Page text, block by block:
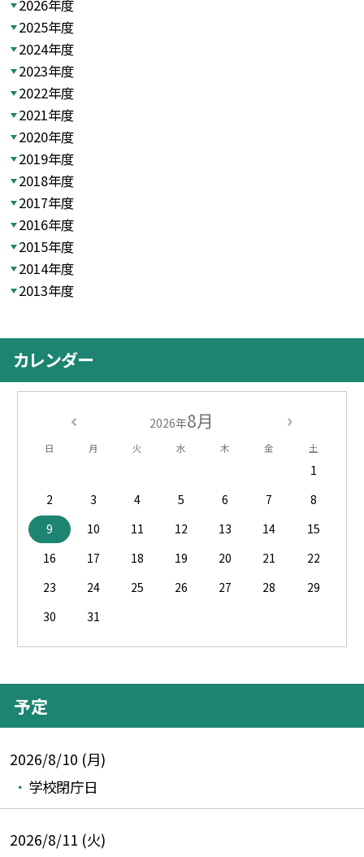
2026年度
2025年度
2024年度
2023年度
2022年度
2021年度
2020年度
2019年度
2018年度
2017年度
2016年度
2015年度
2014年度
2013年度
カレンダー
2026年8月
日 月 火 水 木 金 土
1
2
3 4 5 6 7
8
9
10 11 12 13 14
15
16
17 18 19 20 21
22
23
24 25 26 27 28
29
30
31
予定
2026/8/10 (月)
学校閉庁日
2026/8/11 (火)